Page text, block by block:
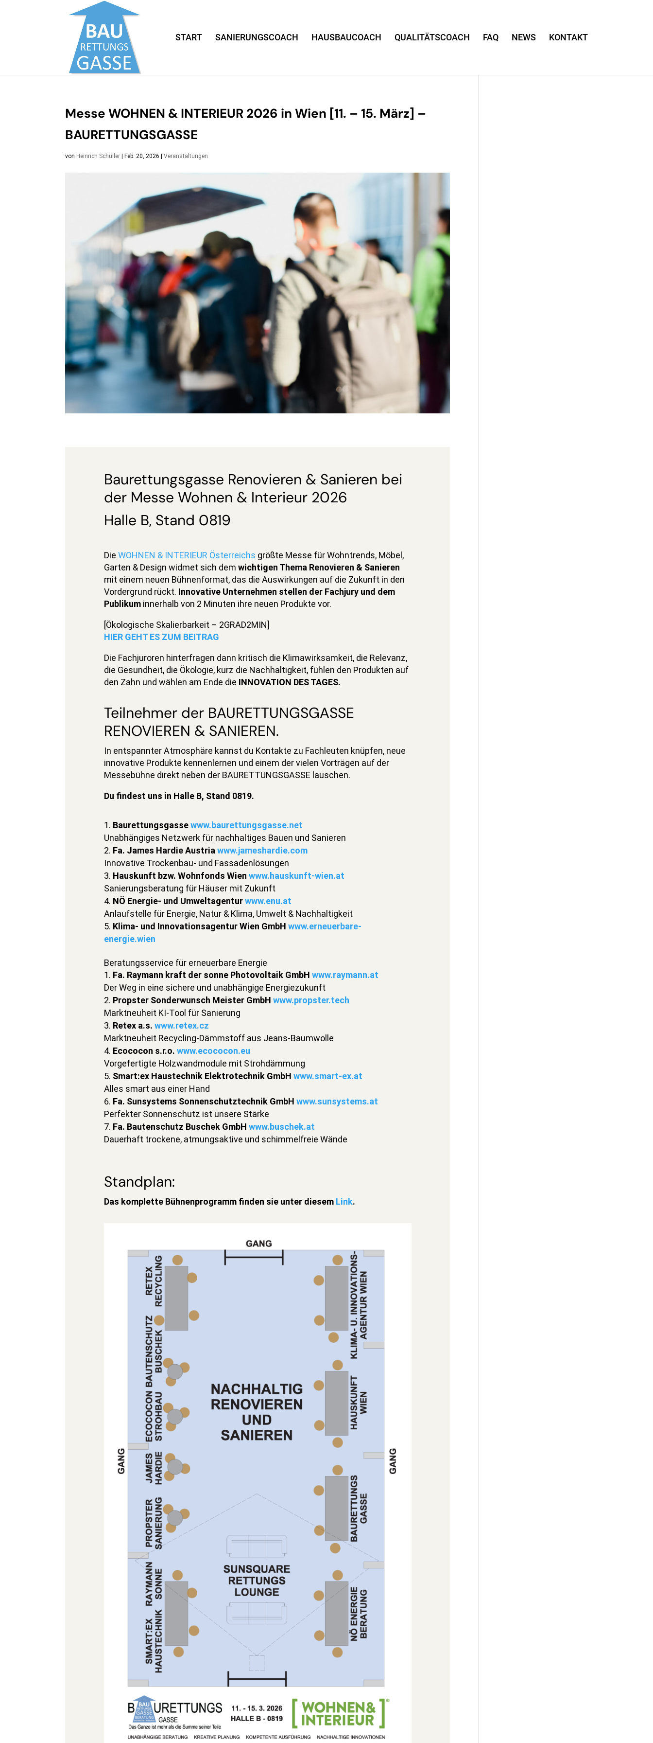
START SANIERUNGSCOACH HAUSBAUCOACH QUALITÄTSCOACH FAQ NEWS KONTAKT
Messe WOHNEN & INTERIEUR 2026 in Wien [11. – 15. März] –
BAURETTUNGSGASSE
von Heinrich Schuller Feb. 20, 2026 |Veranstaltungen
Baurettungsgasse Renovieren & Sanieren bei
der Messe Wohnen & Interieur 2026
Halle B, Stand 0819
Die WOHNEN & INTERIEUR Österreichs größte Messe für Wohntrends, Möbel,
Garten & Design widmet sich dem wichtigen Thema Renovieren & Sanieren
mit einem neuen Bühnenformat, das die Auswirkungen auf die Zukunft in den
Vordergrund rückt. Innovative Unternehmen stellen der Fachjury und dem
Publikuminnerhalb von 2 Minuten ihre neuen Produkte vor.
[Ökologische Skalierbarkeit – 2GRAD2MIN]
HIER GEHT ES ZUM BEITRAG
Die Fachjuroren hinterfragen dann kritisch die Klimawirksamkeit, die Relevanz,
die Gesundheit, die Ökologie, kurz die Nachhaltigkeit, fühlen den Produkten auf
den Zahn und wählen am Ende die INNOVATION DES TAGES.
Teilnehmer der BAURETTUNGSGASSE
RENOVIEREN & SANIEREN.
In entspannter Atmosphäre kannst du Kontakte zu Fachleuten knüpfen, neue
innovative Produkte kennenlernen und einem der vielen Vorträgen auf der
Messebühne direkt neben der BAURETTUNGSGASSE lauschen.
Du findest uns in Halle B, Stand 0819.
Baurettungsgassewww.baurettungsgasse.net
Unabhängiges Netzwerk für nachhaltiges Bauen und Sanieren
Fa. James Hardie Austriawww.jameshardie.com
Innovative Trockenbau- und Fassadenlösungen
Hauskunft bzw. Wohnfonds Wien www.hauskunft-wien.at
Sanierungsberatung für Häuser mit Zukunft
NÖ Energie- und Umweltagenturwww.enu.at
Anlaufstelle für Energie, Natur & Klima, Umwelt & Nachhaltigkeit
Klima- und Innovationsagentur Wien GmbH www.erneuerbare-
energie.wien
Beratungsservice für erneuerbare Energie
Fa. Raymann kraft der sonne Photovoltaik GmbH www.raymann.at
Der Weg in eine sichere und unabhängige Energiezukunft
Propster Sonderwunsch Meister GmbH www.propster.tech
Marktneuheit KI-Tool für Sanierung
Retex a.s. www.retex.cz
Marktneuheit Recycling-Dämmstoff aus Jeans-Baumwolle
Ecococon s.r.o. www.ecococon.eu
Vorgefertigte Holzwandmodule mit Strohdämmung
Smart:ex Haustechnik Elektrotechnik GmbH www.smart-ex.at
Alles smart aus einer Hand
Fa. Sunsystems Sonnenschutztechnik GmbH www.sunsystems.at
Perfekter Sonnenschutz ist unsere Stärke
Fa. Bautenschutz Buschek GmbH www.buschek.at
Dauerhaft trockene, atmungsaktive und schimmelfreie Wände
Standplan:
Das komplette Bühnenprogramm finden sie unter diesem Link.